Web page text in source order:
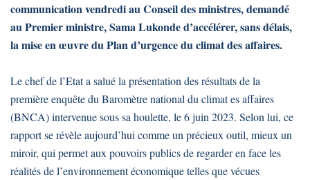
communication vendredi au Conseil des ministres, demandé
au Premier ministre, Sama Lukonde d’accélérer, sans délais,
la mise en œuvre du Plan d’urgence du climat des affaires.
Le chef de l’Etat a salué la présentation des résultats de la
première enquête du Baromètre national du climat es affaires
(BNCA) intervenue sous sa houlette, le 6 juin 2023. Selon lui, ce
rapport se révèle aujourd’hui comme un précieux outil, mieux un
miroir, qui permet aux pouvoirs publics de regarder en face les
réalités de l’environnement économique telles que vécues